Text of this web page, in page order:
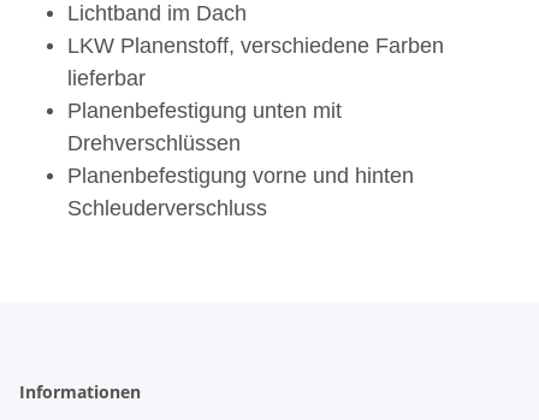
Lichtband im Dach
LKW Planenstoff, verschiedene Farben
lieferbar
Planenbefestigung unten mit
Drehverschlüssen
Planenbefestigung vorne und hinten
Schleuderverschluss
Informationen